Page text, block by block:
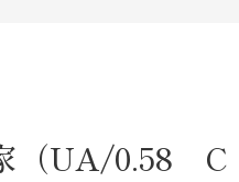
（UA/0.58 C